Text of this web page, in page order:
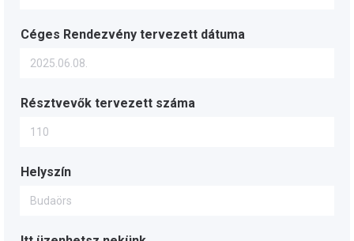
Céges Rendezvény tervezett dátuma
Résztvevők tervezett száma
Helyszín